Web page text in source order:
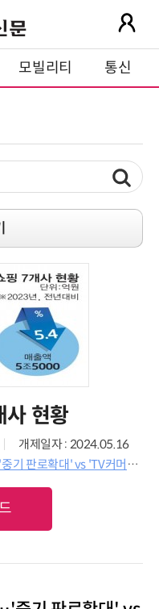
모빌리티 통신
사 현황
개제일자 : 2024.05.16
확대' vs 'TV커머스 과당경쟁'